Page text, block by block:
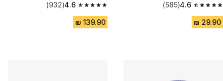
4.6
4.6 out of 5 stars from 585 reviews
(585)
4.6
4.6 out of 5 stars from 932 reviews
(932)